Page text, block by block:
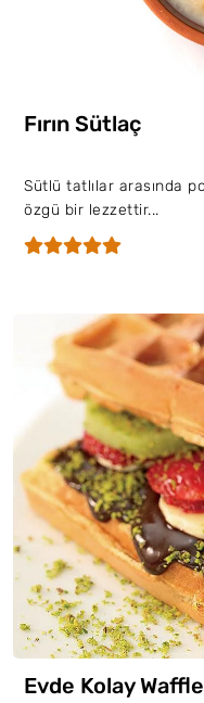
Fırın Sütlaç
Sütlü tatlılar arasında
özgü bir lezzettir...
Evde Kolay Waffle